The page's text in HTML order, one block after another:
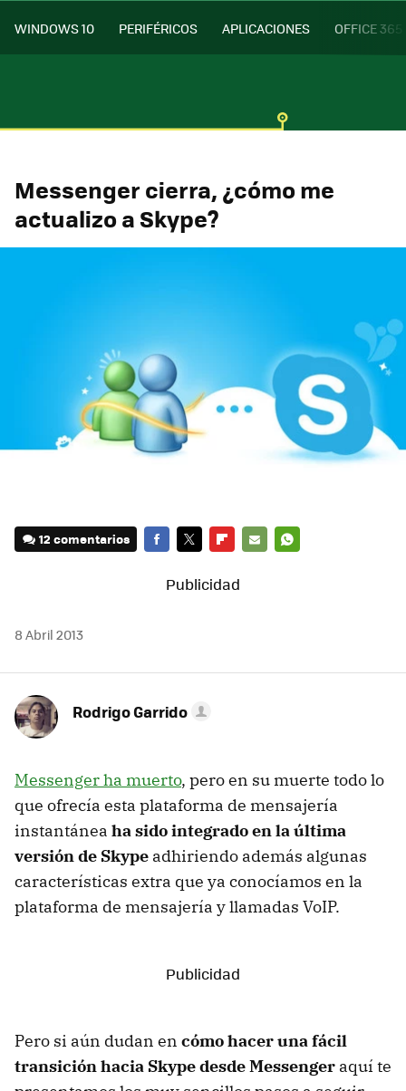
WINDOWS 10 PERIFÉRICOS APLICACIONES OFFICE 365
Messenger cierra, ¿cómo me
actualizo a Skype?
12 comentarios
8 Abril 2013
Rodrigo Garrido
Messenger ha muerto, pero en su muerte todo lo
que ofrecía esta plataforma de mensajería
instantánea ha sido integrado en la última
versión de Skype adhiriendo además algunas
características extra que ya conocíamos en la
plataforma de mensajería y llamadas VoIP.
Pero si aún dudan en cómo hacer una fácil
transición hacia Skype desde Messenger aquí te